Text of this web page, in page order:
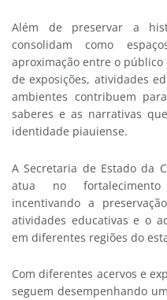
Além de preservar a
consolidam como
aproximação entre o
de exposições, atividades
ambientes contribuem
saberes e as narrativas
identidade piauiense.
A Secretaria de Estado da
atua no
incentivando a
atividades educativas e o
em diferentes regiões do
Com diferentes acervos e
seguem desempenhando